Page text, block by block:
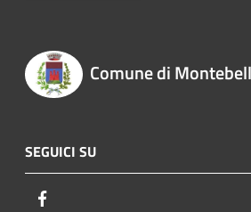
Comune di
SEGUICI SU